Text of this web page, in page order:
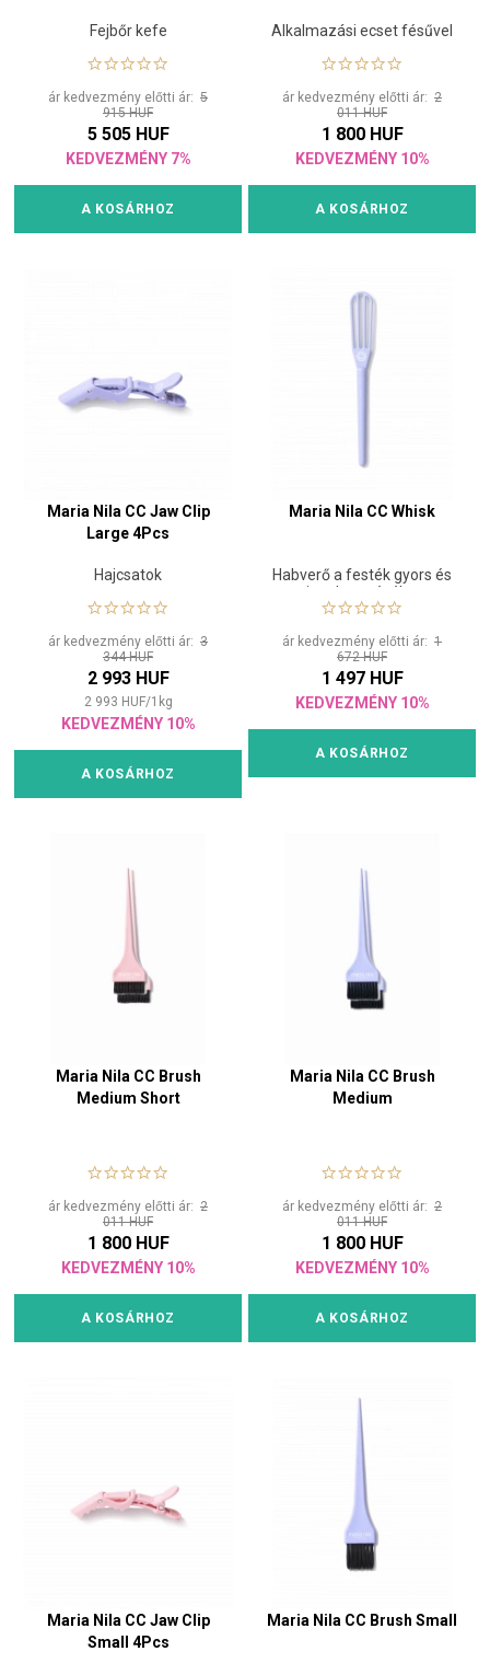
Fejbőr kefe
ár kedvezmény előtti ár: 5
915 HUF
5 505 HUF
KEDVEZMÉNY 7%
A KOSÁRHOZ
Alkalmazási ecset fésűvel
ár kedvezmény előtti ár: 2
011 HUF
1 800 HUF
KEDVEZMÉNY 10%
A KOSÁRHOZ
Maria Nila CC Jaw Clip
Large 4Pcs
Hajcsatok
ár kedvezmény előtti ár: 3
344 HUF
2 993 HUF
2 993 HUF/1 kg
KEDVEZMÉNY 10%
A KOSÁRHOZ
Maria Nila CC Whisk
Habverő a festék gyors és
sima keveréséhez
ár kedvezmény előtti ár: 1
672 HUF
1 497 HUF
KEDVEZMÉNY 10%
A KOSÁRHOZ
Maria Nila CC Brush
Medium Short
ár kedvezmény előtti ár: 2
011 HUF
1 800 HUF
KEDVEZMÉNY 10%
A KOSÁRHOZ
Maria Nila CC Brush
Medium
ár kedvezmény előtti ár: 2
011 HUF
1 800 HUF
KEDVEZMÉNY 10%
A KOSÁRHOZ
Maria Nila CC Jaw Clip
Small 4Pcs
Maria Nila CC Brush Small